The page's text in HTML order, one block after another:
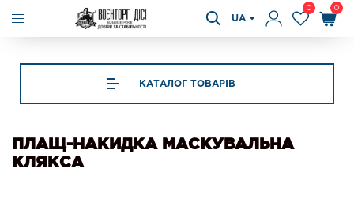
UA
0 0
КАТАЛОГ ТОВАРІВ
ПЛАЩ-НАКИДКА МАСКУВАЛЬНА
КЛЯКСА